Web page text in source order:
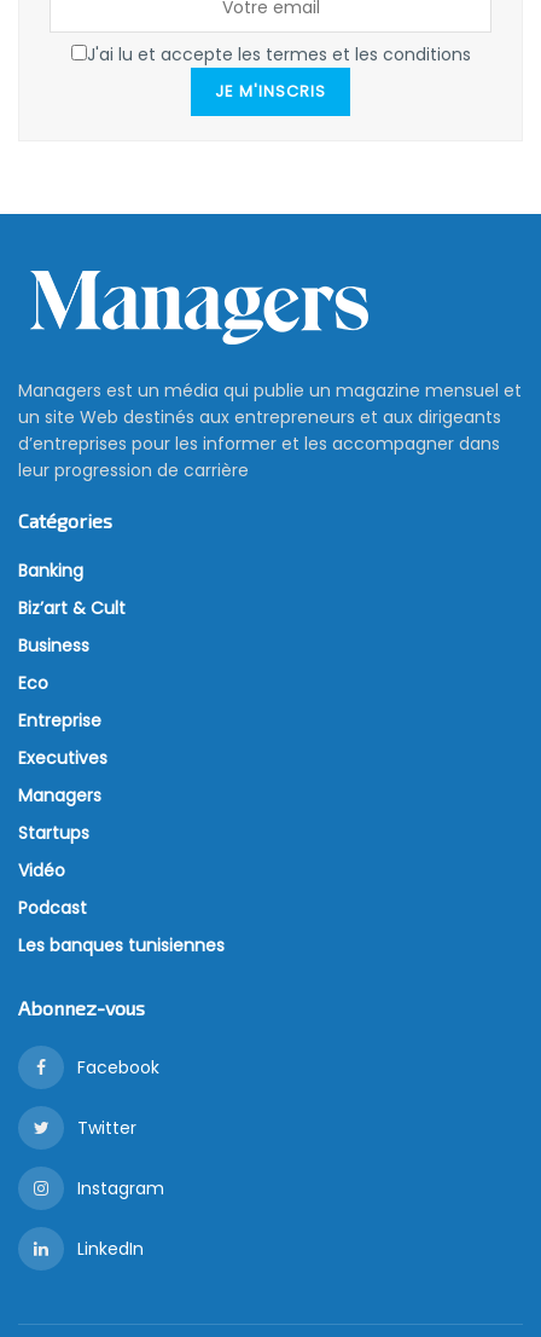
J'ai lu et accepte les termes et les conditions
JE M'INSCRIS
Managers est un média qui publie un magazine mensuel et
un site Web destinés aux entrepreneurs et aux dirigeants
d’entreprises pour les informer et les accompagner dans
leur progression de carrière
Catégories
Banking
Biz’art & Cult
Business
Eco
Entreprise
Executives
Managers
Startups
Vidéo
Podcast
Les banques tunisiennes
Abonnez-vous
Facebook
Twitter
Instagram
LinkedIn